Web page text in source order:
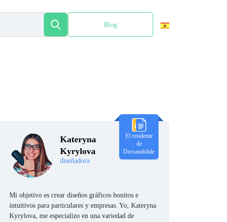
Blog
Kateryna
Kyrylova
diseñadora
El residente
de
Docsandslide
Mi objetivo es crear diseños gráficos bonitos e
intuitivos para particulares y empresas. Yo, Kateryna
Kyrylova, me especializo en una variedad de